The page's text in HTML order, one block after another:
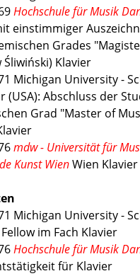
Hochschule für Musik
einstimmiger
Grades
Śliwiński) Klavier
Michigan University -
(USA): Abschluss der
Grad "Master of
mdw - Universität für
Kunst WienWien Klavier
Michigan University -
im Fach Klavier
Hochschule für Musik
für Klavier